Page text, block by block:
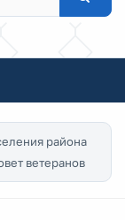
района
ветеранов